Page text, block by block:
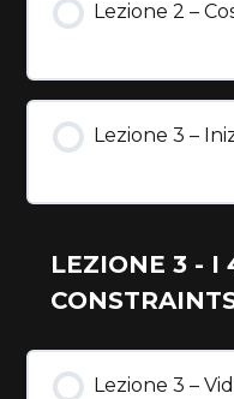
Lezione 2 –
Lezione 3 –
LEZIONE 3 - I
Lezione 3 –